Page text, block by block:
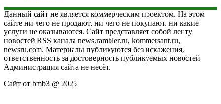
Данный сайт не является коммерческим проектом. На этом
сайте ни чего не продают, ни чего не покупают, ни какие
услуги не оказываются. Сайт представляет собой ленту
новостей RSS канала news.rambler.ru, kommersant.ru,
newsru.com. Материалы публикуются без искажения,
ответственность за достоверность публикуемых новостей
Администрация сайта не несёт.
Сайт от bmb3 @ 2025